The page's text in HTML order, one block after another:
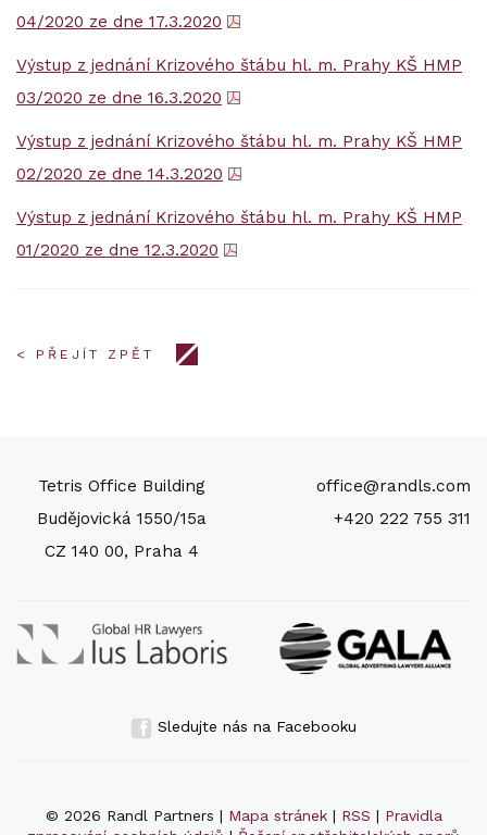
04/2020 ze dne 17.3.2020
Výstup z jednání Krizového štábu hl. m. Prahy KŠ HMP
03/2020 ze dne 16.3.2020
Výstup z jednání Krizového štábu hl. m. Prahy KŠ HMP
02/2020 ze dne 14.3.2020
Výstup z jednání Krizového štábu hl. m. Prahy KŠ HMP
01/2020 ze dne 12.3.2020
< PŘEJÍT ZPĚT
Tetris Office Building
Budějovická 1550/15a
CZ 140 00, Praha 4
office@randls.com
+420 222 755 311
Sledujte nás na Facebooku
© 2026 Randl Partners | Mapa stránek| RSS | Pravidla